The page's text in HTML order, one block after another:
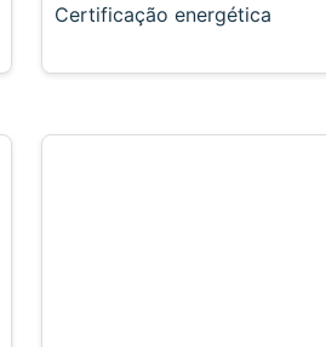
Certificação energética